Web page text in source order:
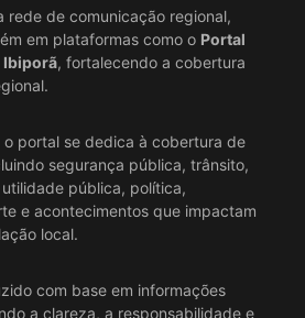
rede de comunicação regional,
em plataformas como o Portal
Ibiporã, fortalecendo a cobertura
o portal se dedica à cobertura de
segurança pública, trânsito,
pública, política,
e acontecimentos que impactam
local.
com base em informações
a clareza, a responsabilidade e